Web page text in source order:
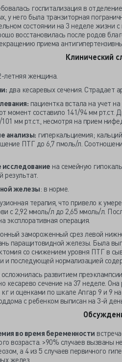
госпитализация в
у него была транзиторная
состоянии на 3 неделе жизни
восстановилась после родов
приема
Клинический
летняя женщина.
два кесаревых сечения. Страдает
пациентка встала на учет
момент составило 141/94 мм рт.ст.
мм рт.ст., несмотря на прием
анализы: гиперкальциемия;
ПТГ до 6,7 пмоль/л.
исследование на семейную
результат.
железы: в норме.
терапия, что привело к
с 2,92 ммоль/л до 2,65 ммоль/л.
эксплоративная операция.
замороженный срез левой
паращитовидной железы. Была
со снижением уровня ПТГ в
и последующей нормализацией
развитием
кесарево сечение на 37 неделе.
и оценками по шкале Апгар 9 и 9
с ребенком выписан на 3-й
во время беременности
возраста. >90% случаев вызваны
а 4 из 5 случаев первичного
желез.